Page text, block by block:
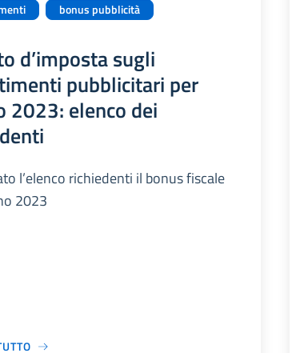
bonus pubblicità
d’imposta sugli
pubblicitari per
2023: elenco dei
l’elenco richiedenti il bonus fiscale
2023